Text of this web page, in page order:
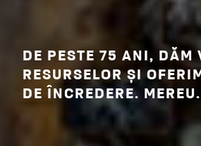
DE PESTE 75 ANI, DĂM
RESURSELOR ȘI
DE ÎNCREDERE. MEREU.